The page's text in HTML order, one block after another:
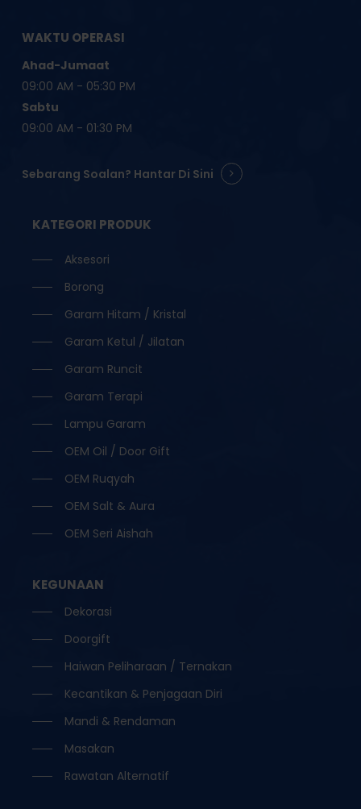
WAKTU OPERASI
Ahad-Jumaat
09:00 AM - 05:30 PM
Sabtu
09:00 AM - 01:30 PM
Sebarang Soalan? Hantar Di Sini
KATEGORI PRODUK
Aksesori
Borong
Garam Hitam / Kristal
Garam Ketul / Jilatan
Garam Runcit
Garam Terapi
Lampu Garam
OEM Oil / Door Gift
OEM Ruqyah
OEM Salt & Aura
OEM Seri Aishah
KEGUNAAN
Dekorasi
Doorgift
Haiwan Peliharaan / Ternakan
Kecantikan & Penjagaan Diri
Mandi & Rendaman
Masakan
Rawatan Alternatif